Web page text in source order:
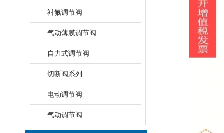
衬氟调节阀
气动薄膜调节阀
自力式调节阀
切断阀系列
电动调节阀
气动调节阀